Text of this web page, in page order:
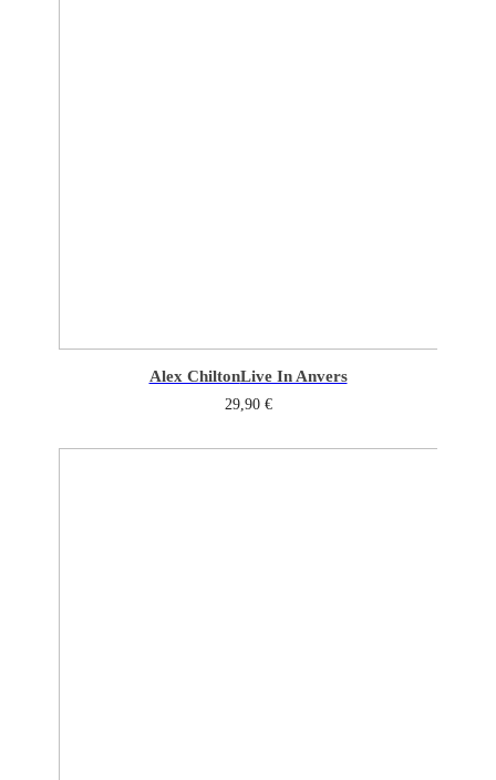
Alex ChiltonLive In Anvers
29,90 €